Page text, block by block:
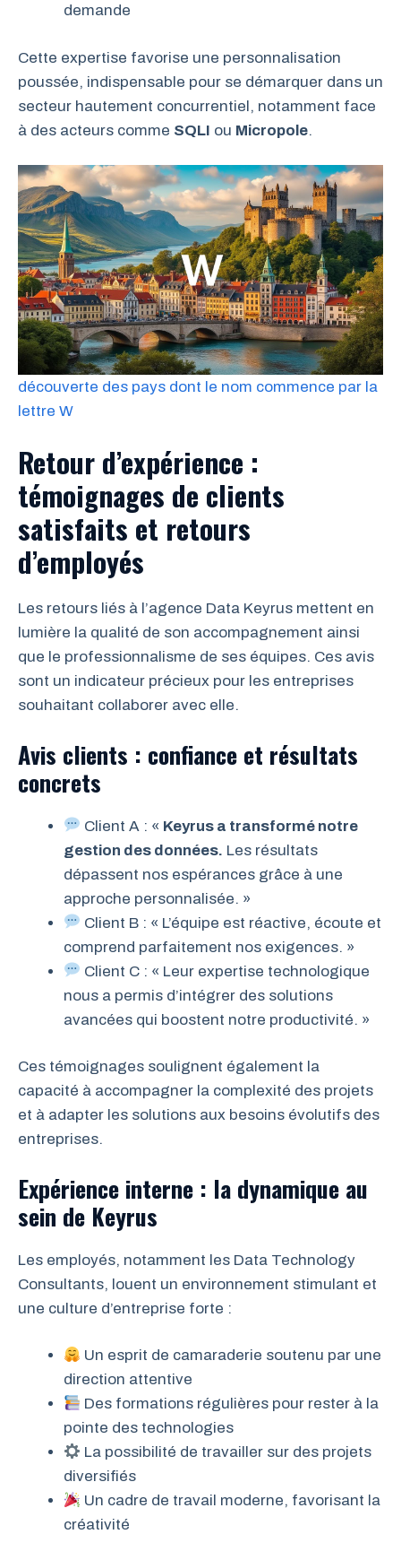
demande
Cette expertise favorise une personnalisation
poussée, indispensable pour se démarquer dans un
secteur hautement concurrentiel, notamment face
à des acteurs comme SQLI ou Micropole.
découverte des pays dont le nom commence par la
lettre W
Retour d’expérience :
témoignages de clients
satisfaits et retours
d’employés
Les retours liés à l’agence Data Keyrus mettent en
lumière la qualité de son accompagnement ainsi
que le professionnalisme de ses équipes. Ces avis
sont un indicateur précieux pour les entreprises
souhaitant collaborer avec elle.
Avis clients : confiance et résultats
concrets
Client A : « Keyrus a transformé notre
gestion des données. Les résultats
dépassent nos espérances grâce à une
approche personnalisée. »
Client B : « L’équipe est réactive, écoute et
comprend parfaitement nos exigences. »
Client C : « Leur expertise technologique
nous a permis d’intégrer des solutions
avancées qui boostent notre productivité. »
Ces témoignages soulignent également la
capacité à accompagner la complexité des projets
et à adapter les solutions aux besoins évolutifs des
entreprises.
Expérience interne : la dynamique au
sein de Keyrus
Les employés, notamment les Data Technology
Consultants, louent un environnement stimulant et
une culture d’entreprise forte :
Un esprit de camaraderie soutenu par une
direction attentive
Des formations régulières pour rester à la
pointe des technologies
La possibilité de travailler sur des projets
diversifiés
Un cadre de travail moderne, favorisant la
créativité